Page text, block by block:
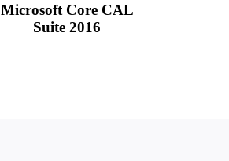
Microsoft Core CAL
Suite 2016